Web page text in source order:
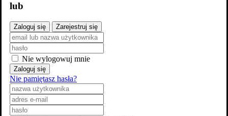
lub
Zaloguj się Zarejestruj się
Nie wylogowuj mnie
Zaloguj się
Nie pamiętasz hasła?